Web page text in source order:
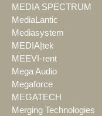
MEDIA SPECTRUM
MediaLantic
Mediasystem
MEDIA|tek
MEEVI-rent
Mega Audio
Megaforce
MEGATECH
Merging Technologies